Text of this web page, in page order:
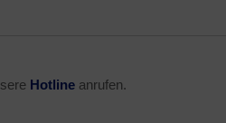
Hotline anrufen.